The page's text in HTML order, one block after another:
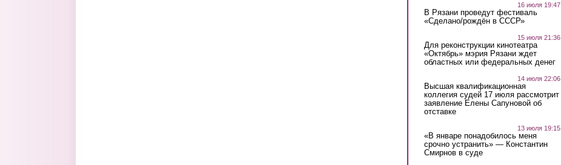
16 июля 19:47
В Рязани проведут фестиваль
«Сделано/рождён в СССР»
15 июля 21:36
Для реконструкции кинотеатра
«Октябрь» мэрия Рязани ждет
областных или федеральных денег
14 июля 22:06
Высшая квалификационная
коллегия судей 17 июля рассмотрит
заявление Елены Сапуновой об
отставке
13 июля 19:15
«В январе понадобилось меня
срочно устранить» — Константин
Смирнов в суде